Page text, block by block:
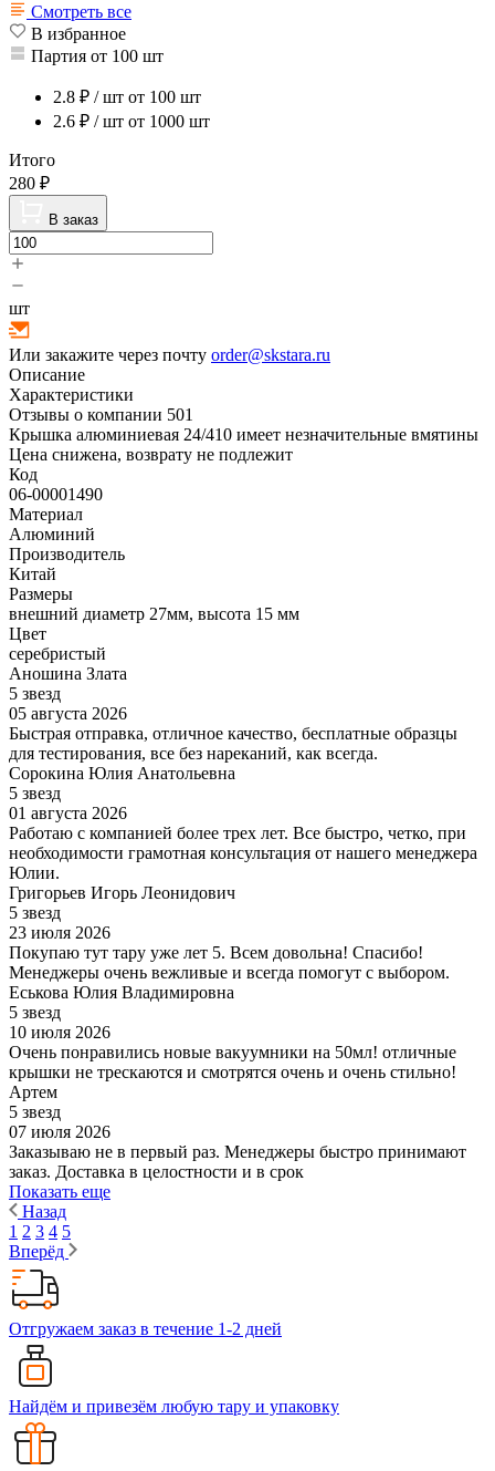
Смотреть все
В избранное
Партия от 100 шт
2.8 ₽ / шт от 100 шт
2.6 ₽ / шт от 1000 шт
Итого
280 ₽
В заказ
шт
Или закажите через почту order@skstara.ru
Описание
Характеристики
Отзывы о компании 501
Крышка алюминиевая 24/410 имеет незначительные вмятины
Цена снижена, возврату не подлежит
Код
06-00001490
Материал
Алюминий
Производитель
Китай
Размеры
внешний диаметр 27мм, высота 15 мм
Цвет
серебристый
Аношина Злата
5 звезд
05 августа 2026
Быстрая отправка, отличное качество, бесплатные образцы
для тестирования, все без нареканий, как всегда.
Сорокина Юлия Анатольевна
5 звезд
01 августа 2026
Работаю с компанией более трех лет. Все быстро, четко, при
необходимости грамотная консультация от нашего менеджера
Юлии.
Григорьев Игорь Леонидович
5 звезд
23 июля 2026
Покупаю тут тару уже лет 5. Всем довольна! Спасибо!
Менеджеры очень вежливые и всегда помогут с выбором.
Еськова Юлия Владимировна
5 звезд
10 июля 2026
Очень понравились новые вакуумники на 50мл! отличные
крышки не трескаются и смотрятся очень и очень стильно!
Артем
5 звезд
07 июля 2026
Заказываю не в первый раз. Менеджеры быстро принимают
заказ. Доставка в целостности и в срок
Показать еще
Назад
1 2 3 4 5
Вперёд
Отгружаем заказ в течение 1-2 дней
Найдём и привезём любую тару и упаковку